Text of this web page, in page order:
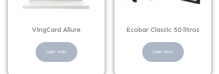
VingCard Allure
Leer más
Ecobar Classic 50 litros
Leer más